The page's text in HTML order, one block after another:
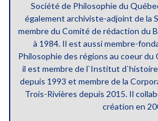
Société de Philosophie du
également archiviste-adjoint de la
membre du Comité de rédaction du
à 1984. Il est aussi membre-
Philosophie des régions au coeur du
il est membre de l`Institut
depuis 1993 et membre de la
Trois-Rivières depuis 2015. Il
création en